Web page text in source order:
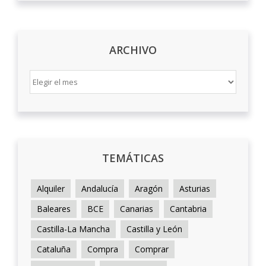
ARCHIVO
ARCHIVO
TEMÁTICAS
Alquiler Andalucía Aragón
Asturias
Baleares
BCE Canarias
Cantabria
Castilla-La Mancha
Castilla y León
Cataluña
Compra
Comprar